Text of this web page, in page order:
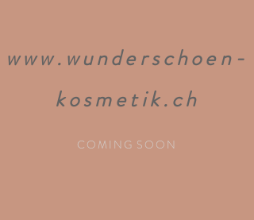
www.wunderschoen-
kosmetik.ch
COMING SOON